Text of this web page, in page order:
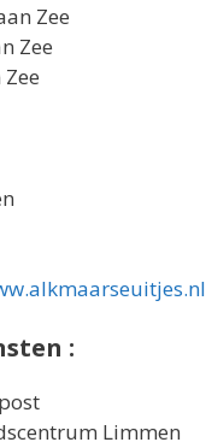
Zee
Zee
:
Limmen